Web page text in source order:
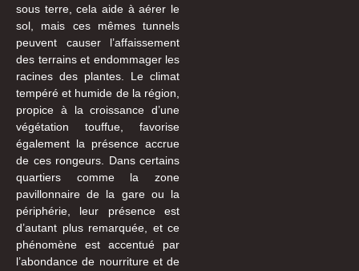
sous terre, cela aide à aérer le
sol, mais ces mêmes tunnels
peuvent causer l’affaissement
des terrains et endommager les
racines des plantes. Le climat
tempéré et humide de la région,
propice à la croissance d’une
végétation touffue, favorise
également la présence accrue
de ces rongeurs. Dans certains
quartiers comme la zone
pavillonnaire de la gare ou la
périphérie, leur présence est
d’autant plus remarquée, et ce
phénomène est accentué par
l’abondance de nourriture et de